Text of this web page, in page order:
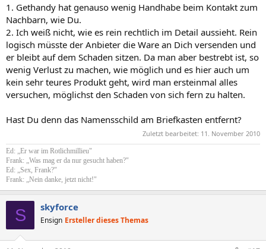
1. Gethandy hat genauso wenig Handhabe beim Kontakt zum
Nachbarn, wie Du.
2. Ich weiß nicht, wie es rein rechtlich im Detail aussieht. Rein
logisch müsste der Anbieter die Ware an Dich versenden und
er bleibt auf dem Schaden sitzen. Da man aber bestrebt ist, so
wenig Verlust zu machen, wie möglich und es hier auch um
kein sehr teures Produkt geht, wird man ersteinmal alles
versuchen, möglichst den Schaden von sich fern zu halten.
Hast Du denn das Namensschild am Briefkasten entfernt?
Zuletzt bearbeitet: 11. November 2010
Ed: „Er war im Rotlichmillieu"
Frank: „Was mag er da nur gesucht haben?"
Ed: „Sex, Frank?"
Frank: „Nein danke, jetzt nicht!"
S skyforce
Ensign Ersteller dieses Themas